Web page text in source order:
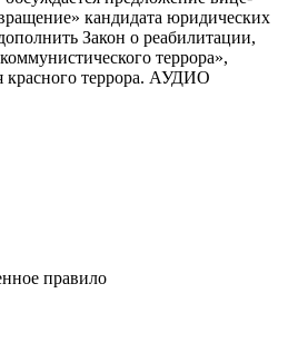
кандидата юридических
Закон о реабилитации,
террора»,
красного террора. АУДИО
правило